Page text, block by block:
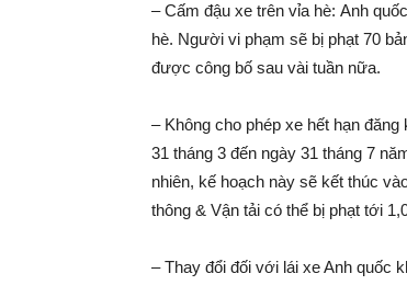
– Cấm đậu xe trên vỉa hè: Anh
hè. Người vi phạm sẽ bị phạt 70
được công bố sau vài tuần nữa.
– Không cho phép xe hết hạn
31 tháng 3 đến ngày 31 tháng 7
nhiên, kế hoạch này sẽ kết thúc
thông & Vận tải có thể bị phạt tới
– Thay đổi đối với lái xe Anh quốc